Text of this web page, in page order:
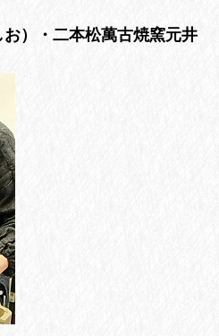
）・二本松萬古焼窯元井